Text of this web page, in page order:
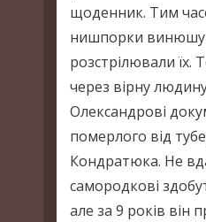
щоденник. Тим
нишпорки
розстрілювали їх.
через вірну
Олександрові
померлого від
Кондратюка. Не
самородкові
але за 9 років він